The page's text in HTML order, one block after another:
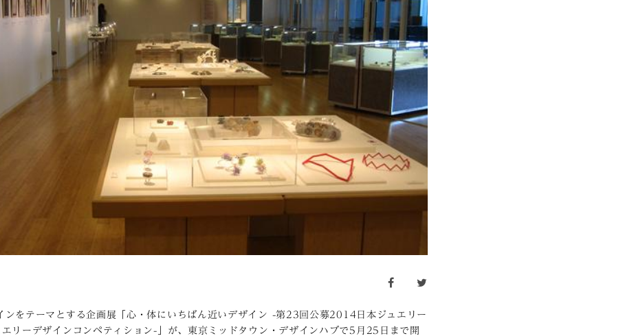
facebook
ンをテーマとする企画展「心・体にいちばん近いデザイン -第23回公募2014日本ジュエリー
リーデザインコンペティション-」が、東京ミッドタウン・デザインハブで5月25日まで開